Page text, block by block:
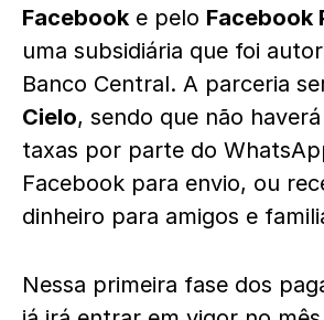
Facebook e pelo Facebook
uma subsidiária que foi
Banco Central. A parceria
Cielo, sendo que não
taxas por parte do
Facebook para envio, ou
dinheiro para amigos e
Nessa primeira fase dos